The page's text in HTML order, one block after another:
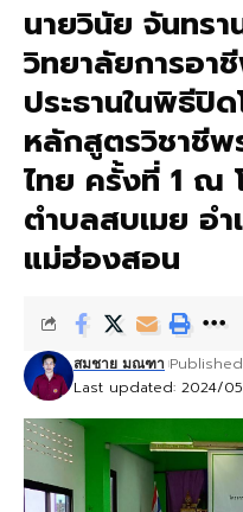
นายวินัย จันทร
วิทยาลัยการอา
ประธานในพิธีปิ
หลักสูตรวิชาชีพ
ไทย ครั้งที่ 1 ณ
ตำบลสบเมย อ
แม่ฮ่องสอน
Last updated: 2024/
สมชาย มณฑา